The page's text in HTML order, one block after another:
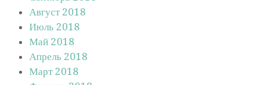
Август 2018
Июль 2018
Май 2018
Апрель 2018
Март 2018